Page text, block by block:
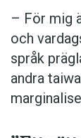
– För mig
och
språk
andra